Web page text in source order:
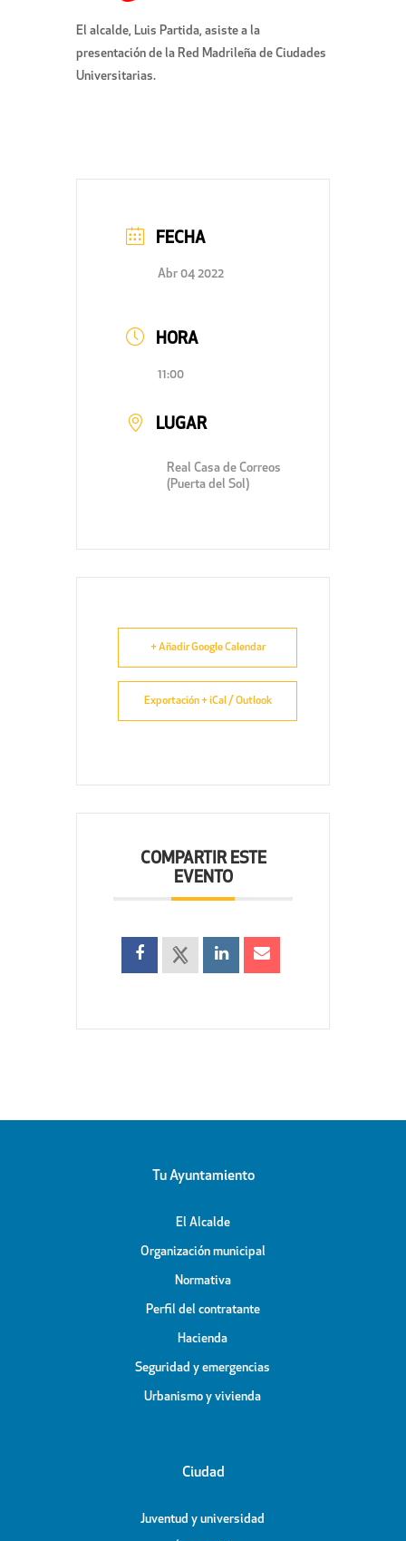
El alcalde, Luis Partida, asiste a la
presentación de la Red Madrileña de Ciudades
Universitarias.
FECHA
Abr 04 2022
HORA
11:00
LUGAR
Real Casa de Correos
(Puerta del Sol)
+ Añadir Google Calendar
Exportación + iCal / Outlook
COMPARTIR ESTE
EVENTO
Tu Ayuntamiento
El Alcalde
Organización municipal
Normativa
Perfil del contratante
Hacienda
Seguridad y emergencias
Urbanismo y vivienda
Ciudad
Juventud y universidad